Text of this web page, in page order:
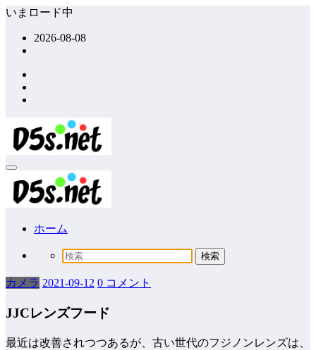
コ
ッ
プ
いまロード中
2026-08-08
ホーム
カメラ 2021-09-12 0 コメント
JJCレンズフード
最近は改善されつつあるが、古い世代のフジノンレンズは、